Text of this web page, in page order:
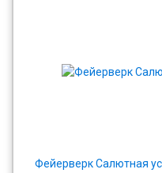
Фейерверк Салютная